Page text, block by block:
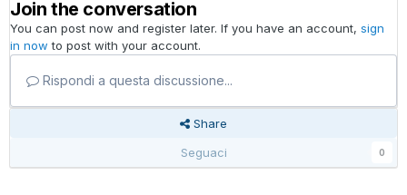
Join the conversation
You can post now and register later. If you have an account, sign
in now to post with your account.
Rispondi a questa discussione...
Share
Seguaci
0